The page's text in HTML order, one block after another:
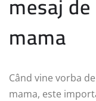
mama
Când vine vorba
mama, este